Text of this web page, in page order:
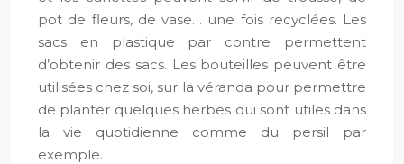
pot de fleurs, de vase… une fois recyclées. Les
sacs en plastique par contre permettent
d’obtenir des sacs. Les bouteilles peuvent être
utilisées chez soi, sur la véranda pour permettre
de planter quelques herbes qui sont utiles dans
la vie quotidienne comme du persil par
exemple.